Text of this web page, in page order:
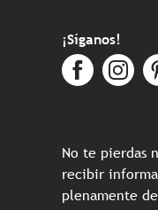
¡Síganos!
No te pierdas
recibir
plenamente